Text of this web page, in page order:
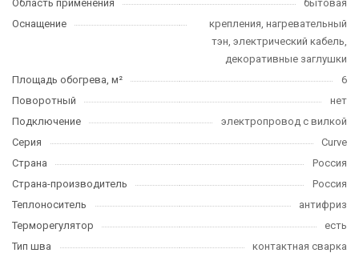
Область применения
бытовая
Оснащение
крепления, нагревательный
тэн, электрический кабель,
декоративные заглушки
Площадь обогрева, м²
6
Поворотный
нет
Подключение
электропровод с вилкой
Серия
Curve
Страна
Россия
Страна-производитель
Россия
Теплоноситель
антифриз
Терморегулятор
есть
Тип шва
контактная сварка